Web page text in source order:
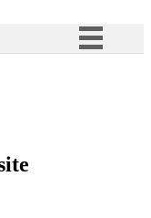
à informação